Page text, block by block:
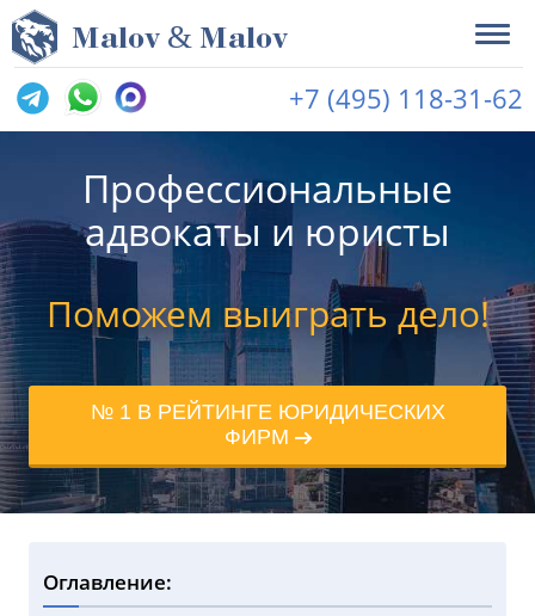
Malov & Malov
+7 (495) 118-31-62
Профессиональные
адвокаты и юристы
Поможем выиграть дело!
№ 1 В РЕЙТИНГЕ ЮРИДИЧЕСКИХ
ФИРМ
Оглавление: